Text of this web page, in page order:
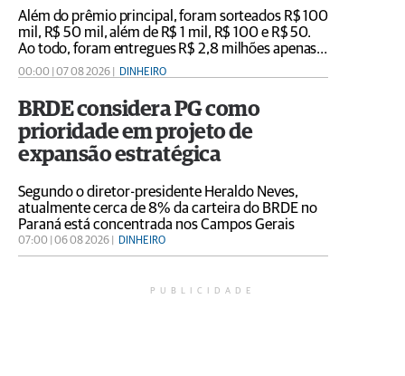
Além do prêmio principal, foram sorteados R$ 100
mil, R$ 50 mil, além de R$ 1 mil, R$ 100 e R$ 50.
Ao todo, foram entregues R$ 2,8 milhões apenas
para mais de 23 mil consumidores que
informaram o CPF em suas notas fiscais
00:00 | 07 08 2026 | DINHEIRO
BRDE considera PG como
prioridade em projeto de
expansão estratégica
Segundo o diretor-presidente Heraldo Neves,
atualmente cerca de 8% da carteira do BRDE no
Paraná está concentrada nos Campos Gerais
07:00 | 06 08 2026 | DINHEIRO
PUBLICIDADE